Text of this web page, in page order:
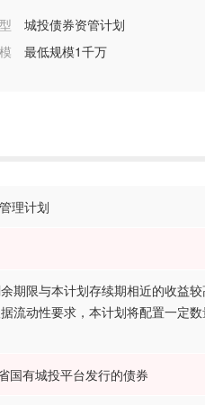
城投债券资管计划
最低规模1千万
理计划
期限与本计划存续期相近的收益
流动性要求，本计划将配置一定
国有城投平台发行的债券